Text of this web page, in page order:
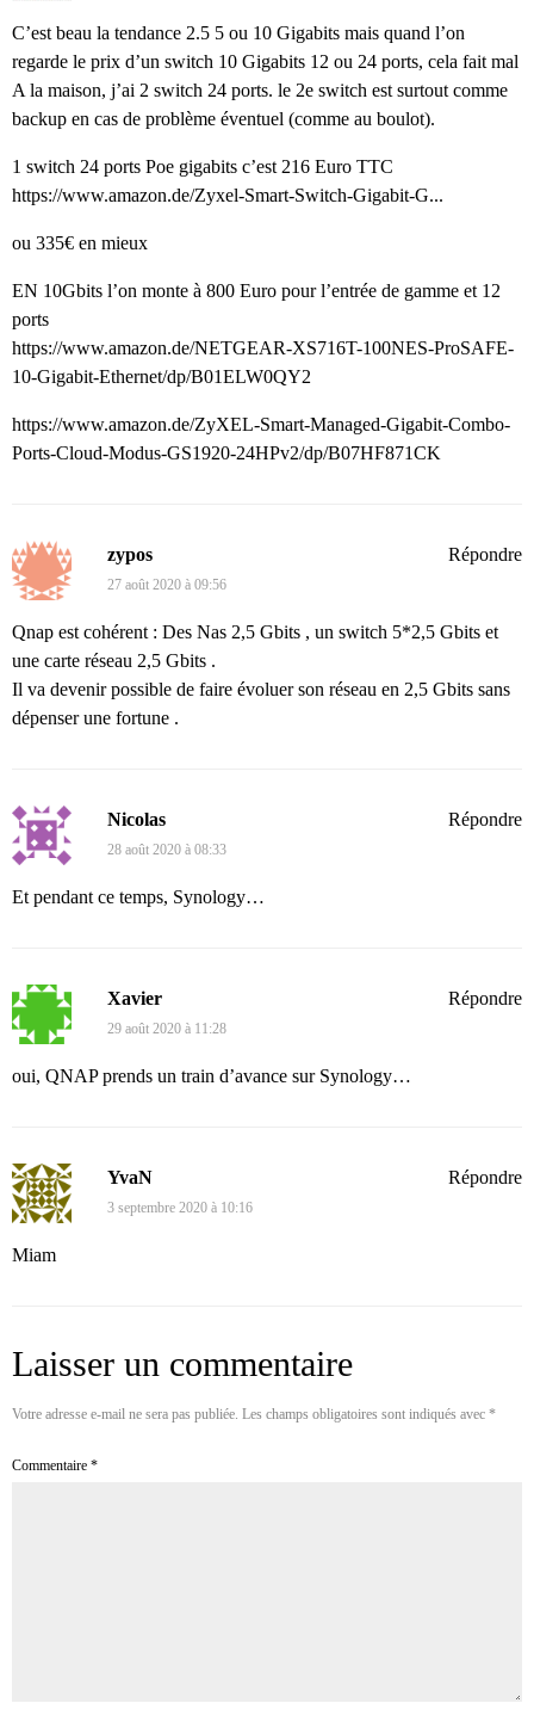
C’est beau la tendance 2.5 5 ou 10 Gigabits mais quand l’on
regarde le prix d’un switch 10 Gigabits 12 ou 24 ports, cela fait mal
A la maison, j’ai 2 switch 24 ports. le 2e switch est surtout comme
backup en cas de problème éventuel (comme au boulot).
1 switch 24 ports Poe gigabits c’est 216 Euro TTC
https://www.amazon.de/Zyxel-Smart-Switch-Gigabit-G...
ou 335€ en mieux
EN 10Gbits l’on monte à 800 Euro pour l’entrée de gamme et 12
ports
https://www.amazon.de/NETGEAR-XS716T-100NES-ProSAFE-
10-Gigabit-Ethernet/dp/B01ELW0QY2
https://www.amazon.de/ZyXEL-Smart-Managed-Gigabit-Combo-
Ports-Cloud-Modus-GS1920-24HPv2/dp/B07HF871CK
zypos
27 août 2020 à 09:56
Qnap est cohérent : Des Nas 2,5 Gbits , un switch 5*2,5 Gbits et
une carte réseau 2,5 Gbits .
Il va devenir possible de faire évoluer son réseau en 2,5 Gbits sans
dépenser une fortune .
Répondre
Nicolas
28 août 2020 à 08:33
Et pendant ce temps, Synology…
Répondre
Xavier
29 août 2020 à 11:28
oui, QNAP prends un train d’avance sur Synology…
Répondre
YvaN
3 septembre 2020 à 10:16
Miam
Répondre
Laisser un commentaire
Votre adresse e-mail ne sera pas publiée. Les champs obligatoires sont indiqués avec *
Commentaire *